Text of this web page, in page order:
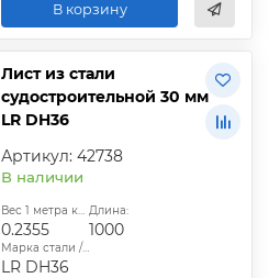
В корзину
Лист из стали
судостроительной 30 мм
LR DH36
Артикул: 42738
В наличии
Вес 1 метра квадратного, т:
0.2355
Длина:
1000
Марка стали / сплава:
LR DH36